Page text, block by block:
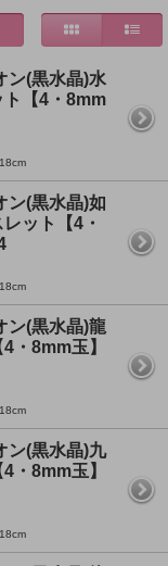
ン(黒水晶)水
ト【4・8mm
ン(黒水晶)如
ット【4・
ン(黒水晶)龍
・8mm玉】
ン(黒水晶)九
・8mm玉】